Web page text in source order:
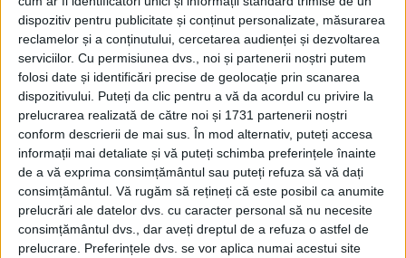
dispozitiv pentru publicitate și conținut personalizate, măsurarea
reclamelor și a conținutului, cercetarea audienței și dezvoltarea
serviciilor. Cu permisiunea dvs., noi și partenerii noștri putem
folosi date și identificări precise de geolocație prin scanarea
dispozitivului. Puteți da clic pentru a vă da acordul cu privire la
prelucrarea realizată de către noi și 1731 partenerii noștri
conform descrierii de mai sus. În mod alternativ, puteți accesa
informații mai detaliate și vă puteți schimba preferințele înainte
de a vă exprima consimțământul sau puteți refuza să vă dați
consimțământul. Vă rugăm să rețineți că este posibil ca anumite
prelucrări ale datelor dvs. cu caracter personal să nu necesite
consimțământul dvs., dar aveți dreptul de a refuza o astfel de
prelucrare. Preferințele dvs. se vor aplica numai acestui site
naţională.
Îşi cântăreşte greu cuvintele.
În faţa lui, glumele devin întotdeauna mai
pudice. Până şi Cârţu se supune acestei
reguli.